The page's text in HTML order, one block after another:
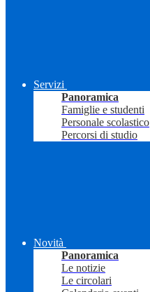
Servizi
Panoramica
Famiglie e studenti
Personale scolastico
Percorsi di studio
Novità
Panoramica
Le notizie
Le circolari